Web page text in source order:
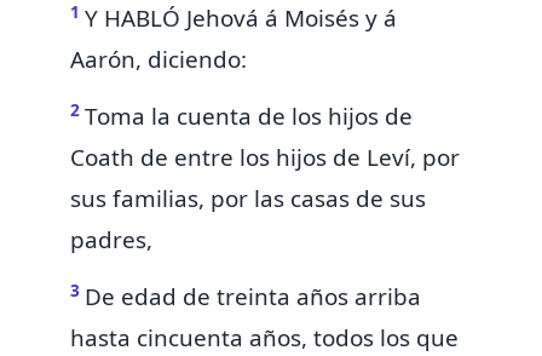
1 Y HABLÓ Jehová á Moisés y á
Aarón, diciendo:
2 Toma la cuenta de los hijos de
Coath de entre los hijos de Leví, por
sus familias, por las casas de sus
padres,
3 De edad de treinta años arriba
hasta cincuenta años, todos los que